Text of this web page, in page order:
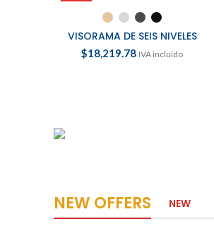
SELECCIONAR OPCIONES
VISORAMA DE SEIS NIVELES
$18,219.78 IVA incluido
NEW OFFERS NEW